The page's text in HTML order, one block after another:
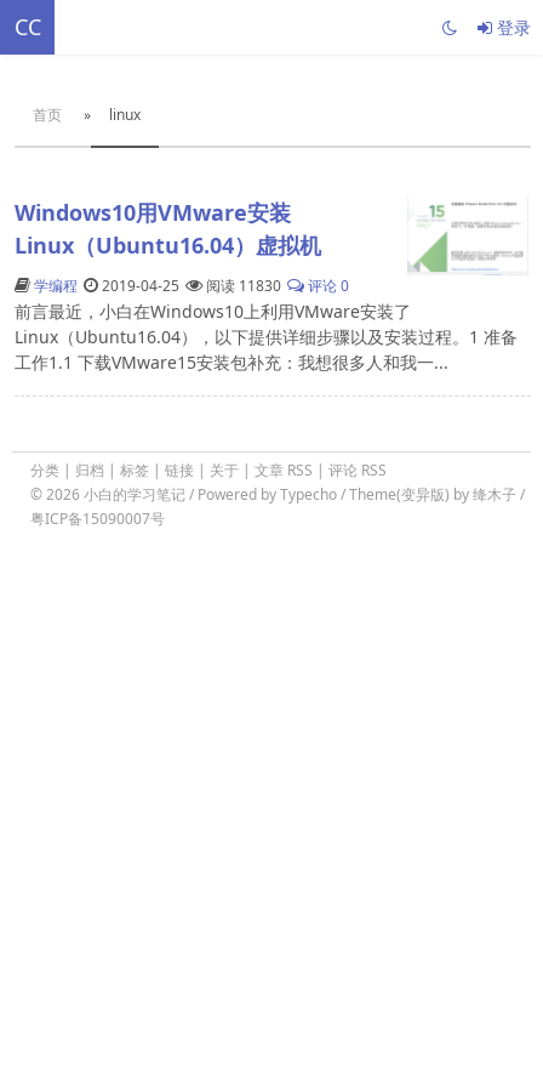
CC 登录
首页 » linux
Windows10用VMware安装
Linux（Ubuntu16.04）虚拟机
学编程 2019-04-25 阅读 11830 评论 0
前言最近，小白在Windows10上利用VMware安装了
Linux（Ubuntu16.04），以下提供详细步骤以及安装过程。1 准备
工作1.1 下载VMware15安装包补充：我想很多人和我一...
分类 | 归档 | 标签 | 链接 | 关于 | 文章 RSS | 评论 RSS
© 2026小白的学习笔记/ Powered byTypecho/Theme(变异版) by绛木子/
粤ICP备15090007号